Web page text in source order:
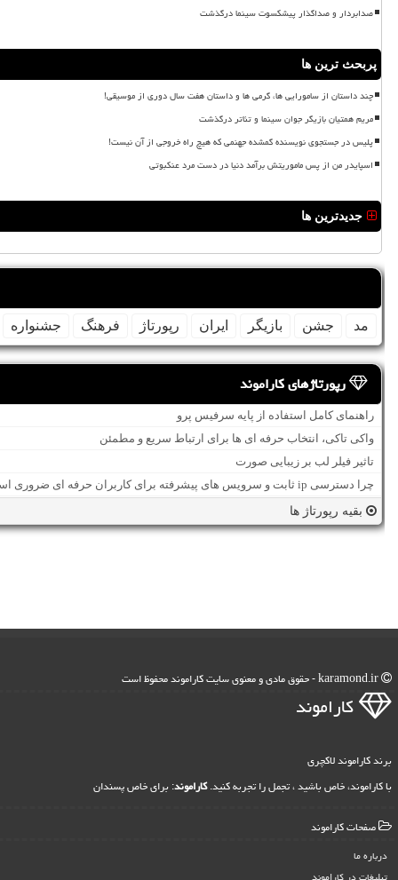
صدابردار و صداگذار پیشکسوت سینما درگذشت
پربحث ترین ها
چند داستان از سامورایی ها، گرمی ها و داستان هفت سال دوری از موسیقی!
مریم همتیان بازیگر جوان سینما و تئاتر درگذشت
پلیس در جستجوی نویسنده گمشده جهنمی که هیچ راه خروجی از آن نیست!
اسپایدر من از پس ماموریتش برآمد دنیا در دست مرد عنکبوتی
جدیدترین ها
مد جشن بازیگر ایران رپورتاژ فرهنگ جشنواره
رپورتاژهای کاراموند
راهنمای کامل استفاده از پایه سرفیس پرو
واکی تاکی، انتخاب حرفه ای ها برای ارتباط سریع و مطمئن
تاثیر فیلر لب بر زیبایی صورت
چرا دسترسی ip ثابت و سرویس های پیشرفته برای کاربران حرفه ای ضروری است؟
بقیه رپورتاژ ها
كاراموند
برند کاراموند لاکچری
با کاراموند، خاص باشید ، تجمل را تجربه کنید.کاراموند: برای خاص پسندان
صفحات كاراموند
درباره ما